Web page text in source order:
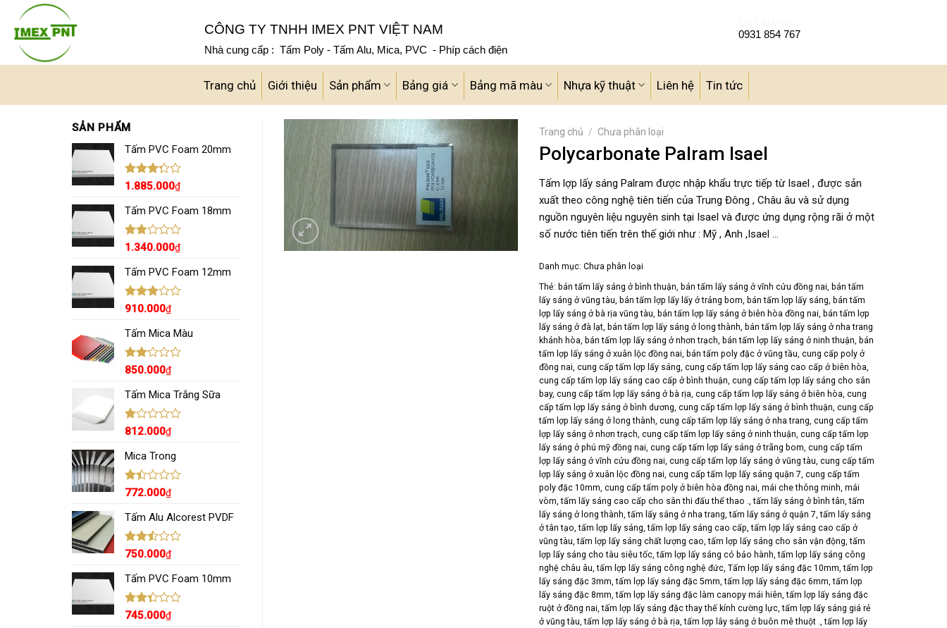
content
CÔNG TY TNHH IMEX PNT VIỆT NAM
Nhà cung cấp : Tấm Poly - Tấm Alu, Mica, PVC - Phíp cách điện
0931 854 767
Trang chủ Giới thiệu Sản phẩm Bảng giá Bảng mã màu Nhựa kỹ thuật Liên hệ Tin tức
SẢN PHẨM
Tấm PVC Foam 20mm
Được
hạng
3.29
sao
1.885.000₫
Tấm PVC Foam 18mm
Được
hạng
1.80
5
sao
1.340.000₫
Tấm PVC Foam 12mm
Được
hạng
2.92
sao
910.000₫
Tấm Mica Màu
Được
hạng
2.15
5
sao
850.000₫
Tấm Mica Trắng Sữa
Được
hạng
5
sao
812.000₫
Mica Trong
Được
hạng
1.40
5
sao
772.000₫
Tấm Alu Alcorest PVDF
Được
hạng
2.44
5 sao
750.000₫
Tấm PVC Foam 10mm
Được
745.000₫
Trang chủ / Chưa phân loại
Polycarbonate Palram Isael
Tấm lợp lấy sáng Palram được nhập khẩu trực tiếp từ Isael , được sản
xuất theo công nghệ tiên tiến của Trung Đông , Châu âu và sử dụng
nguồn nguyên liệu nguyên sinh tại Isael và được ứng dụng rộng rãi ở một
số nước tiên tiến trên thế giới như : Mỹ , Anh ,Isael …
Danh mục:Chưa phân loại
Thẻ: bán tấm lấy sáng ở bình thuận bán tấm lấy sáng ở vĩnh cửu đồng nai
bán tấm
lấy sáng ở vũng tàu
bán tấm lợp lấy lấy ở trảng bom bán tấm lợp lấy sáng
bán tấm
lợp lấy sáng ở bà rịa vũng tàu
bán tấm lợp lấy sáng ở biên hòa đồng nai
bán tấm lợp
lấy sáng ở đà lạt bán tấm lợp lấy sáng ở long thành
bán tấm lợp lấy sáng ở nha trang
khánh hòa
bán tấm lợp lấy sáng ở nhơn trạch bán tấm lợp lấy sáng ở ninh thuận
bán
tấm lợp lấy sáng ở xuân lộc đồng nai
bán tấm poly đặc ở vũng tầu ,cung cấp poly ở
đồng nai ,cung cấp tấm lợp lấy sáng ,cung cấp tấm lợp lấy sáng cao cấp ở biên hòa
cung cấp tấm lợp lấy sáng cao cấp ở bình thuận ,cung cấp tấm lợp lấy sáng cho sân
bay,cung cấp tấm lợp lấy sáng ở bà rịa ,cung cấp tấm lợp lấy sáng ở biên hòa ,cung
cấp tấm lợp lấy sáng ở bình dương ,cung cấp tấm lợp lấy sáng ở bình thuận ,cung cấp
tấm lợp lấy sáng ở long thành ,cung cấp tấm lợp lấy sáng ở nha trang ,cung cấp tấm
lợp lấy sáng ở nhơn trạch ,cung cấp tấm lợp lấy sáng ở ninh thuận ,cung cấp tấm lợp
lấy sáng ở phú mỹ đồng nai ,cung cấp tấm lợp lấy sáng ở trãng bom ,cung cấp tấm
lợp lấy sáng ở vĩnh cửu đồng nai ,cung cấp tấm lợp lấy sáng ở vũng tàu ,cung cấp tấm
lợp lấy sáng ở xuân lộc đồng nai ,cung cấp tấm lợp lấy sáng quận 7 ,cung cấp tấm
poly đặc 10mm ,cung cấp tấm poly ở biên hòa đồng nai ,mái che thông minh ,mái
vòm ,tấm lấy sáng cao cấp cho sân thi đấu thể thao . ,tấm lấy sáng ở bình tân ,tấm
lấy sáng ở long thành ,tấm lấy sáng ở nha trang ,tấm lấy sáng ở quận 7 ,tấm lấy sáng
ở tân tạo ,tấm lợp lấy sáng ,tấm lợp lấy sáng cao cấp ,tấm lợp lấy sáng cao cấp ở
vũng tàu ,tấm lợp lấy sáng chất lượng cao ,tấm lợp lấy sáng cho sân vận động ,tấm
lợp lấy sáng cho tàu siêu tốc ,tấm lợp lấy sáng có bảo hành ,tấm lợp lấy sáng công
nghệ châu âu ,tấm lợp lấy sáng công nghệ đức ,Tấm lợp lấy sáng đặc 10mm ,tấm lợp
lấy sáng đặc 3mm ,tấm lợp lấy sáng đặc 5mm ,tấm lợp lấy sáng đặc 6mm ,tấm lợp
lấy sáng đặc 8mm ,tấm lợp lấy sáng đặc làm canopy mái hiên ,tấm lợp lấy sáng đặc
ruột ở đồng nai ,tấm lợp lấy sáng đặc thay thế kính cường lực ,tấm lợp lấy sáng giá rẻ
ở vũng tàu ,tấm lợp lấy sáng ở bà rịa ,tấm lợp lây sáng ở buôn mê thuột . ,tấm lợp lấy